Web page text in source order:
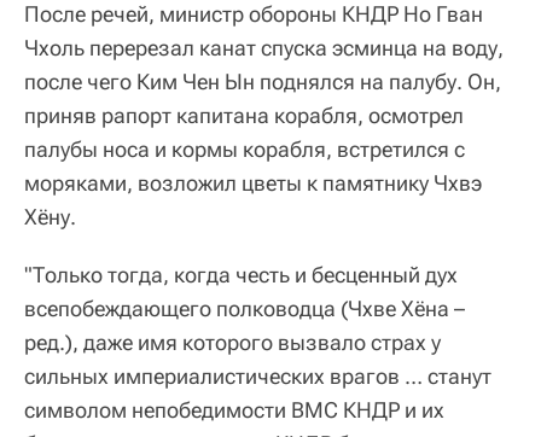
После речей, министр обороны КНДР Но Гван
Чхоль перерезал канат спуска эсминца на воду,
после чего Ким Чен Ын поднялся на палубу. Он,
приняв рапорт капитана корабля, осмотрел
палубы носа и кормы корабля, встретился с
моряками, возложил цветы к памятнику Чхвэ
Хёну.
"Только тогда, когда честь и бесценный дух
всепобеждающего полководца (Чхве Хёна –
ред.), даже имя которого вызвало страх у
сильных империалистических врагов … станут
символом непобедимости ВМС КНДР и их